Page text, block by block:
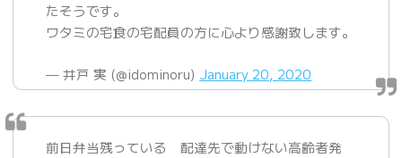
たそうです。
ワタミの宅食の宅配員の方に心より感謝致します。
— 井戸 実 (@idominoru) January 20, 2020
前日弁当残っている 配達先で動けない高齢者発